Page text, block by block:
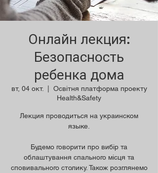
Онлайн лекция:
Безопасность
ребенка дома
вт, 04 окт.
Освітня платформа проекту
Health&Safety
Лекция проводиться на украинском
языке.
Будемо говорити про вибір та
облаштування спального місця та
сповивального столику. Також розглянемо